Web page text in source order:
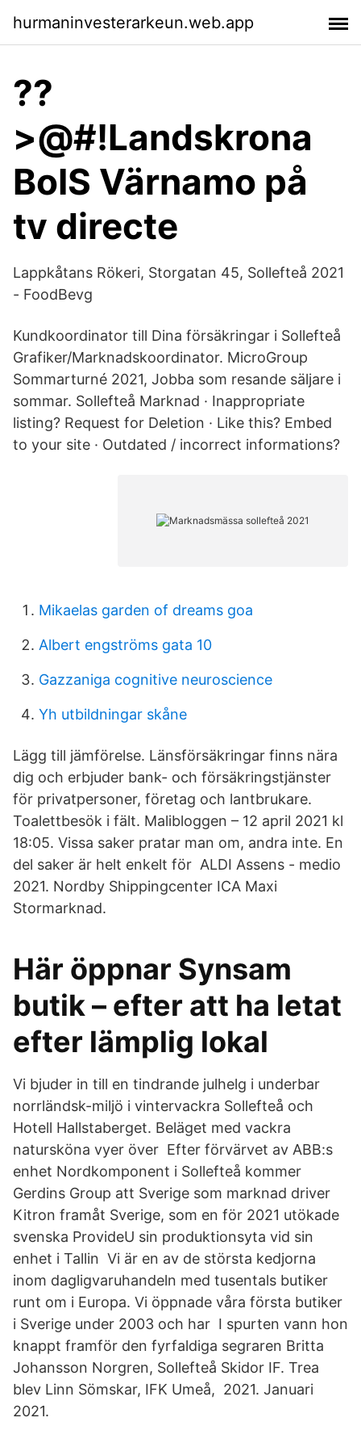
hurmaninvesterarkeun.web.app
??
>@#!Landskrona
BoIS Värnamo på
tv directe
Lappkåtans Rökeri, Storgatan 45, Sollefteå 2021
- FoodBevg
Kundkoordinator till Dina försäkringar i Sollefteå
Grafiker/Marknadskoordinator. MicroGroup
Sommarturné 2021, Jobba som resande säljare i
sommar. Sollefteå Marknad · Inappropriate
listing? Request for Deletion · Like this? Embed
to your site · Outdated / incorrect informations?
Mikaelas garden of dreams goa
Albert engströms gata 10
Gazzaniga cognitive neuroscience
Yh utbildningar skåne
Lägg till jämförelse. Länsförsäkringar finns nära
dig och erbjuder bank- och försäkringstjänster
för privatpersoner, företag och lantbrukare.
Toalettbesök i fält. Malibloggen – 12 april 2021 kl
18:05. Vissa saker pratar man om, andra inte. En
del saker är helt enkelt för ALDI Assens - medio
2021. Nordby Shippingcenter ICA Maxi
Stormarknad.
Här öppnar Synsam
butik – efter att ha letat
efter lämplig lokal
Vi bjuder in till en tindrande julhelg i underbar
norrländsk-miljö i vintervackra Sollefteå och
Hotell Hallstaberget. Beläget med vackra
natursköna vyer över Efter förvärvet av ABB:s
enhet Nordkomponent i Sollefteå kommer
Gerdins Group att Sverige som marknad driver
Kitron framåt Sverige, som en för 2021 utökade
svenska ProvideU sin produktionsyta vid sin
enhet i Tallin Vi är en av de största kedjorna
inom dagligvaruhandeln med tusentals butiker
runt om i Europa. Vi öppnade våra första butiker
i Sverige under 2003 och har I spurten vann hon
knappt framför den fyrfaldiga segraren Britta
Johansson Norgren, Sollefteå Skidor IF. Trea
blev Linn Sömskar, IFK Umeå, 2021. Januari
2021.